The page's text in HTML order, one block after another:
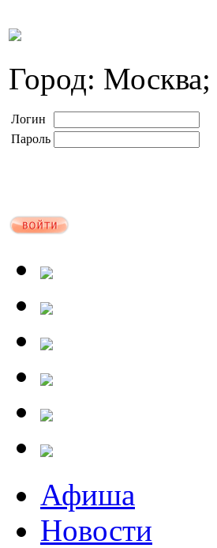
Город: Москва;
Логин
Пароль
Афиша
Новости